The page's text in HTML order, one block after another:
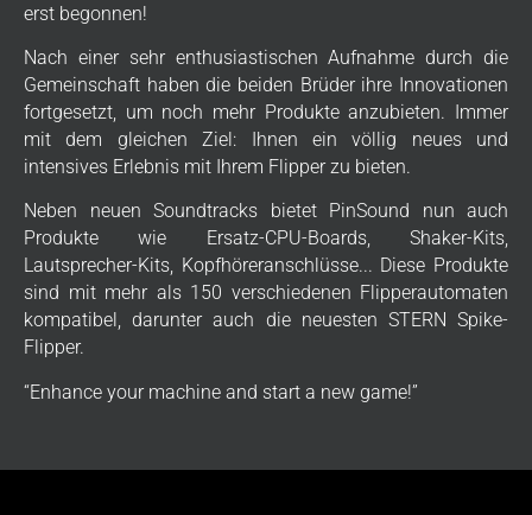
erst begonnen!
Nach einer sehr enthusiastischen Aufnahme durch die
Gemeinschaft haben die beiden Brüder ihre Innovationen
fortgesetzt, um noch mehr Produkte anzubieten. Immer
mit dem gleichen Ziel: Ihnen ein völlig neues und
intensives Erlebnis mit Ihrem Flipper zu bieten.
Neben neuen Soundtracks bietet PinSound nun auch
Produkte wie Ersatz-CPU-Boards, Shaker-Kits,
Lautsprecher-Kits, Kopfhöreranschlüsse... Diese Produkte
sind mit mehr als 150 verschiedenen Flipperautomaten
kompatibel, darunter auch die neuesten STERN Spike-
Flipper.
“Enhance your machine and start a new game!”